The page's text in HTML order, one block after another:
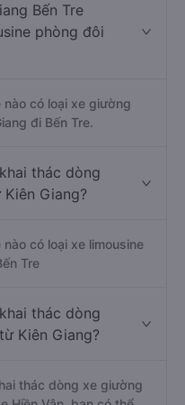
Bến Tre
phòng đôi
nào có loại xe giường
đi Bến Tre.
thác dòng
Giang?
có loại xe limousine
Tre
thác dòng
Kiên Giang?
thác dòng xe giường